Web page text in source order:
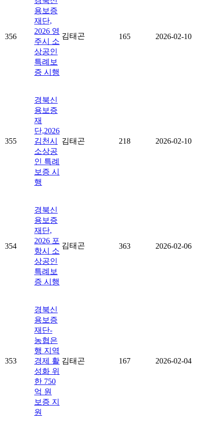
356
용보증
재단,
2026 영
주시 소
상공인
특례보
증 시행
김태곤 165 2026-02-10
355
경북신
용보증
재
단,2026
김천시
소상공
인 특례
보증 시
행
김태곤 218 2026-02-10
354
경북신
용보증
재단,
2026 포
항시 소
상공인
특례보
증 시행
김태곤 363 2026-02-06
353
경북신
용보증
재단-
농협은
행 지역
경제 활
성화 위
한 750
억 원
보증 지
원
김태곤 167 2026-02-04